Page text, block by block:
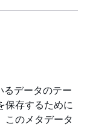
るデータのテー
保存するために
このメタデータ